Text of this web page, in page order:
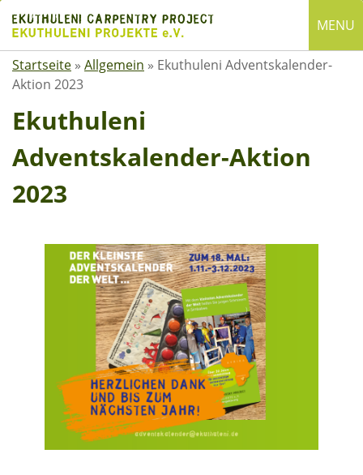
content
MENU
English
Deutsch
SUCHE
Suchen
nach:
Startseite
Über uns
Mitgliedschaft
Rechenschaftsberichte
Kontakt I Infos zum Download
EKUTHULENI ZIMBABWE
Startseite » Allgemein » Ekuthuleni Adventskalender-
Aktion 2023
Ekuthuleni
Adventskalender-Aktion
2023